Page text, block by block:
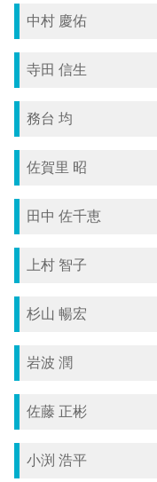
中村 慶佑
寺田 信生
務台 均
佐賀里 昭
田中 佐千恵
上村 智子
杉山 暢宏
岩波 潤
佐藤 正彬
小渕 浩平